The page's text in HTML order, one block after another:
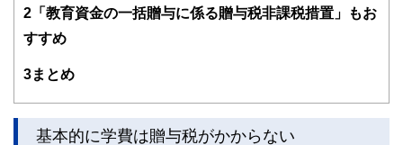
得者を中心に「お金や暮らし」に関する書籍・雑誌の編集経
験者で構成され、企画立案から記事掲載まですべての工程に
ドバイザー、DCプランナー、公認会計士、社会保険労務
士、行政書士、投資アナリスト、キャリアコンサルタントな
ど150名以上の有資格者を執筆者・監修者として迎え、むず
2 「教育資金の一括贈与に係る贈与税非課税措置」もお
すすめ
3まとめ
基本的に学費は贈与税がかからない